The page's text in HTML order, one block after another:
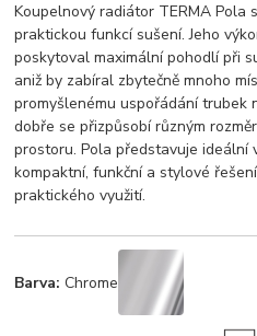
Koupelnový radiátor TERMA Pola
praktickou funkcí sušení. Jeho
poskytoval maximální pohodlí při
aniž by zabíral zbytečně mnoho
promyšlenému uspořádání trubek
dobře se přizpůsobí různým
prostoru. Pola představuje ideální
kompaktní, funkční a stylové
praktického využití.
Barva: Chrome